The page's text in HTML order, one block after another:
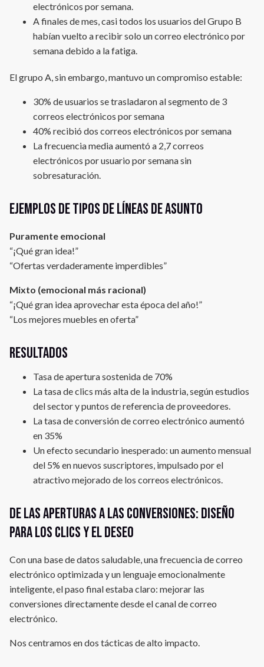
electrónicos por semana.
A finales de mes, casi todos los usuarios del Grupo B
habían vuelto a recibir solo un correo electrónico por
semana debido a la fatiga.
El grupo A, sin embargo, mantuvo un compromiso estable:
30% de usuarios se trasladaron al segmento de 3
correos electrónicos por semana
40% recibió dos correos electrónicos por semana
La frecuencia media aumentó a 2,7 correos
electrónicos por usuario por semana sin
sobresaturación.
Ejemplos de tipos de líneas de asunto
Puramente emocional
“¡Qué gran idea!”
“Ofertas verdaderamente imperdibles”
Mixto (emocional más racional)
“¡Qué gran idea aprovechar esta época del año!”
“Los mejores muebles en oferta”
Resultados
Tasa de apertura sostenida de 70%
La tasa de clics más alta de la industria, según estudios
del sector y puntos de referencia de proveedores.
La tasa de conversión de correo electrónico aumentó
en 35%
Un efecto secundario inesperado: un aumento mensual
del 5% en nuevos suscriptores, impulsado por el
atractivo mejorado de los correos electrónicos.
De las aperturas a las conversiones: diseño
para los clics y el deseo
Con una base de datos saludable, una frecuencia de correo
electrónico optimizada y un lenguaje emocionalmente
inteligente, el paso final estaba claro: mejorar las
conversiones directamente desde el canal de correo
electrónico.
Nos centramos en dos tácticas de alto impacto.